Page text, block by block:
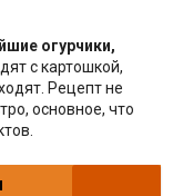
огурчики,
с картошкой,
Рецепт не
основное, что